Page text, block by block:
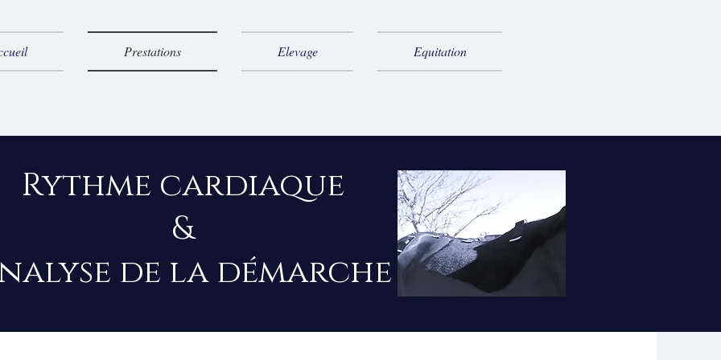
Prestations Elevage Equitation
Rythme cardiaque
&
de la démarche